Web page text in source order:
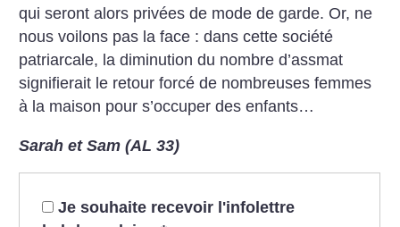
qui seront alors privées de mode de garde. Or, ne
nous voilons pas la face : dans cette société
patriarcale, la diminution du nombre d’assmat
signifierait le retour forcé de nombreuses femmes
à la maison pour s’occuper des enfants…
Sarah et Sam (AL 33)
Je souhaite recevoir l'infolettre